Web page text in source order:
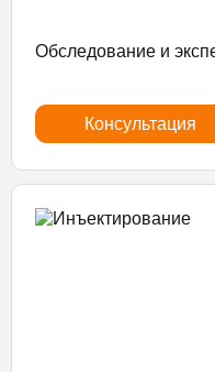
Обследование и
Консультация